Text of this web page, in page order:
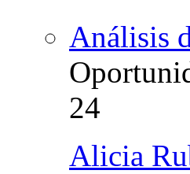
Análisis
24
Alicia